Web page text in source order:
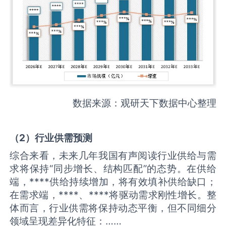
数据来源：观研天下数据中心整理
（2）行业供需预测
综合来看，未来几年我国有声阅读行业供给与需
求将保持“同步增长、结构匹配”的态势。在供给
端，****供给持续增加，将有效填补供给缺口；
在需求端，****、****将驱动需求刚性增长。整
体而言，行业供需将保持动态平衡，但不同细分
领域呈现差异化特征：……